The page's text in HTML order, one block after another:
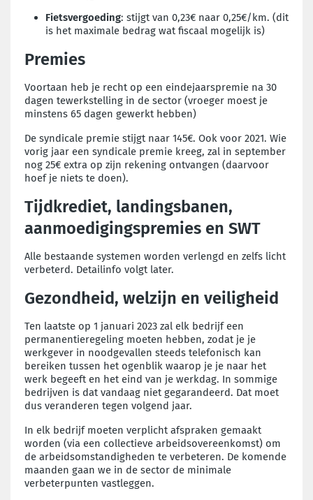
Fietsvergoeding: stijgt van 0,23€ naar 0,25€/km. (dit
is het maximale bedrag wat fiscaal mogelijk is)
Premies
Voortaan heb je recht op een eindejaarspremie na 30
dagen tewerkstelling in de sector (vroeger moest je
minstens 65 dagen gewerkt hebben)
De syndicale premie stijgt naar 145€. Ook voor 2021. Wie
vorig jaar een syndicale premie kreeg, zal in september
nog 25€ extra op zijn rekening ontvangen (daarvoor
hoef je niets te doen).
Tijdkrediet, landingsbanen,
aanmoedigingspremies en SWT
Alle bestaande systemen worden verlengd en zelfs licht
verbeterd. Detailinfo volgt later.
Gezondheid, welzijn en veiligheid
Ten laatste op 1 januari 2023 zal elk bedrijf een
permanentieregeling moeten hebben, zodat je je
werkgever in noodgevallen steeds telefonisch kan
bereiken tussen het ogenblik waarop je je naar het
werk begeeft en het eind van je werkdag. In sommige
bedrijven is dat vandaag niet gegarandeerd. Dat moet
dus veranderen tegen volgend jaar.
In elk bedrijf moeten verplicht afspraken gemaakt
worden (via een collectieve arbeidsovereenkomst) om
de arbeidsomstandigheden te verbeteren. De komende
maanden gaan we in de sector de minimale
verbeterpunten vastleggen.